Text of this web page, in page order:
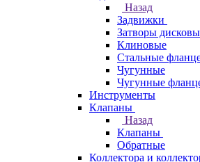
Назад
Задвижки
Затворы
Клиновые
Стальные
Чугунные
Чугунные
Инструменты
Клапаны
Назад
Клапаны
Обратные
Коллектора и